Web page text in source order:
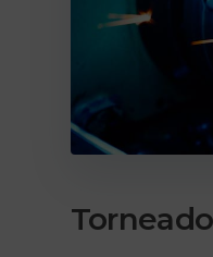
Torneado